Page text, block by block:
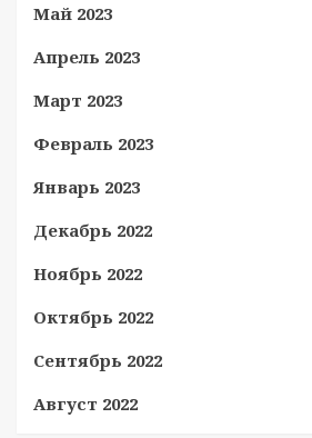
Май 2023
Апрель 2023
Март 2023
Февраль 2023
Январь 2023
Декабрь 2022
Ноябрь 2022
Октябрь 2022
Сентябрь 2022
Август 2022